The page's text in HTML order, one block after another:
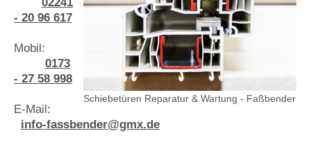
Schiebetüren Reparatur & Wartung - Faßbender
- 20 96 617
Mobil:
0173
- 27 58 998
E-Mail:
info-fassbender@gmx.de